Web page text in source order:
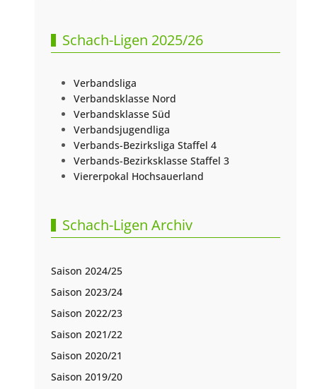
Schach-Ligen 2025/26
Verbandsliga
Verbandsklasse Nord
Verbandsklasse Süd
Verbandsjugendliga
Verbands-Bezirksliga Staffel 4
Verbands-Bezirksklasse Staffel 3
Viererpokal Hochsauerland
Schach-Ligen Archiv
Saison 2024/25
Saison 2023/24
Saison 2022/23
Saison 2021/22
Saison 2020/21
Saison 2019/20